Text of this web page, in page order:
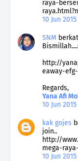
raya-
10 Jun
SNM
http://
eaway-
Regards,
Yana Afi
10 Jun
kak gojes
join..
http://
mega-
10 Jun